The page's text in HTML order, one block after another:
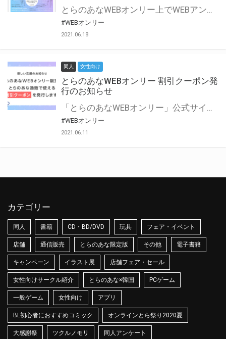
とらのあなWEBオンリー上でWEBアンソロジーが作成できる「記念コメント」について、その使い方や作成手順を解説します！ 支援タイプを「サークル参加型」「サークル参加型・マルシェ(イベント会場)機能付き」でお申し込みいただいている主催者様はぜひご活用ください♪ とらのあなWEBオンリーサイトはこちら
#WEBオンリー
2021.06.18
同人 女性向け
とらのあなWEBオンリー 割引クーポン発
行のお知らせ
「とらのあなWEBオンリー」公式サイトでとらのあな通販の「割引クーポン」を配布中！ イベントごとに開催当日限定で使える割引クーポンのシリアルコードを発行します。 とらのあなWEBオンリーのページをチェックして、イベント当日にお得にお買い物を楽しみましょう♪ ※本キャンペーンは予告なく終了する場合がございます。 とらのあなWEBオンリーサイトはこちら
#WEBオンリー
2021.06.11
カテゴリー
同人 書籍 CD・BD/DVD 玩具 フェア・イベント
店舗 通信販売 とらのあな限定版 その他 電子書籍
キャンペーン イラスト展 店舗フェア・セール
女性向けサークル紹介 とらのあな×韓国 PCゲーム
一般ゲーム 女性向け アプリ
BL初心者におすすめコミック オンラインとら祭り2020夏
大感謝祭 ツクルノモリ 同人アンケート